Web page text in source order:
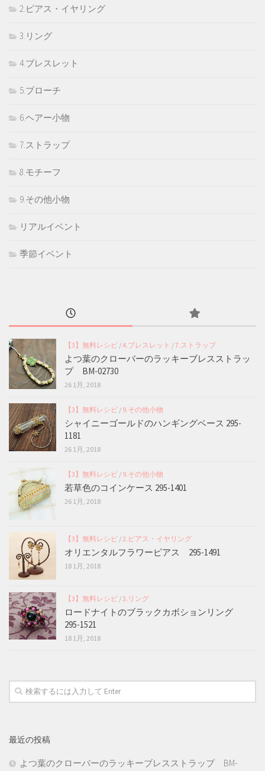
2.ピアス・イヤリング
3.リング
4.ブレスレット
5.ブローチ
6.ヘアー小物
7.ストラップ
8.モチーフ
9.その他小物
リアルイベント
季節イベント
【3】無料レシピ /4.ブレスレット /7.ストラップ
よつ葉のクローバーのラッキーブレスストラッ
プ BM-02730
26 1月, 2018
【3】無料レシピ / 9.その他小物
シャイニーゴールドのハンギングベース 295-
1181
26 1月, 2018
【3】無料レシピ / 9.その他小物
若草色のコインケース 295-1401
26 1月, 2018
【3】無料レシピ /2.ピアス・イヤリング
オリエンタルフラワーピアス 295-1491
18 1月, 2018
【3】無料レシピ /3.リング
ロードナイトのブラックカボションリング
295-1521
18 1月, 2018
最近の投稿
よつ葉のクローバーのラッキーブレスストラップ BM-